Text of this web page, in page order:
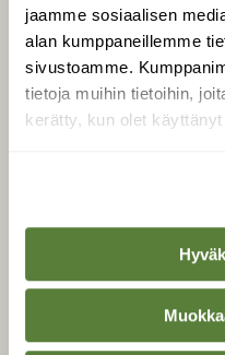
jaamme sosiaalisen
alan kumppaneillemme
sivustoamme.
tietoja muihin tietoihin,
kerätty, kun olet